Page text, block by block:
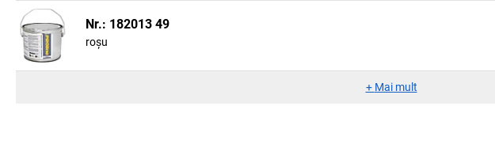
Nr.: 182013 49
roșu
+ Mai mult